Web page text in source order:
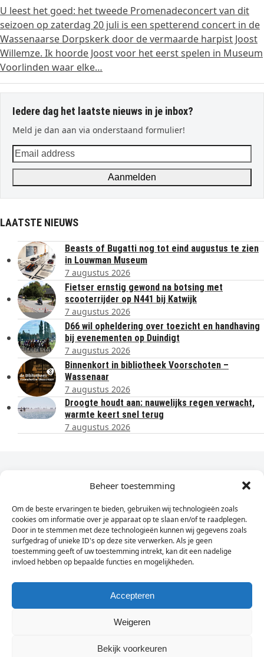
Beheer toestemming
Om de beste ervaringen te bieden, gebruiken wij technologieën zoals
cookies om informatie over je apparaat op te slaan en/of te raadplegen.
Door in te stemmen met deze technologieën kunnen wij gegevens zoals
surfgedrag of unieke ID's op deze site verwerken. Als je geen
toestemming geeft of uw toestemming intrekt, kan dit een nadelige
invloed hebben op bepaalde functies en mogelijkheden.
Accepteren
Weigeren
Bekijk voorkeuren
U leest het goed: het tweede Promenadeconcert van dit
seizoen op zaterdag 20 juli is een spetterend concert in de
Wassenaarse Dorpskerk door de vermaarde harpist Joost
Willemze. Ik hoorde Joost voor het eerst spelen in Museum
Voorlinden waar elke…
Iedere dag het laatste nieuws in je inbox?
Meld je dan aan via onderstaand formulier!
Email
address
Aanmelden
LAATSTE NIEUWS
Beasts of Bugatti nog tot eind augustus te zien
in Louwman Museum
7 augustus 2026
Fietser ernstig gewond na botsing met
scooterrijder op N441 bij Katwijk
7 augustus 2026
D66 wil opheldering over toezicht en handhaving
bij evenementen op Duindigt
7 augustus 2026
Binnenkort in bibliotheek Voorschoten –
Wassenaar
7 augustus 2026
Droogte houdt aan: nauwelijks regen verwacht,
warmte keert snel terug
7 augustus 2026
Dagelijks het laatste nieuws in je e-mail?
Vul
hier
je
e-
mailadres
in
Sign Up